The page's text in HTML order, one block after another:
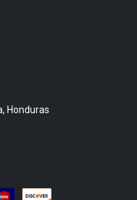
Honduras